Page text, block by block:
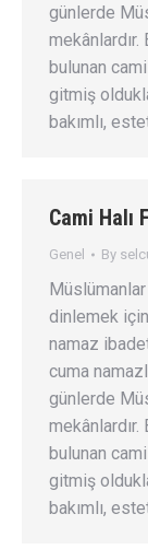
günlerde
bulunan
gitmiş
bakımlı,
Cami Halı
Genel By
dinlemek
namaz
cuma
günlerde
bulunan
gitmiş
bakımlı,